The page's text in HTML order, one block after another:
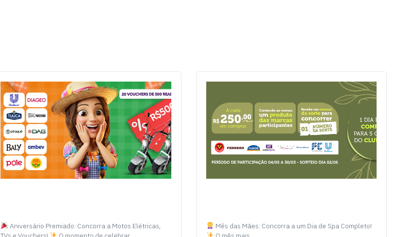
Aniversário Premiado: Concorra a Motos Elétricas,
Mês das Mães: Concorra a um Dia de Spa Completo!